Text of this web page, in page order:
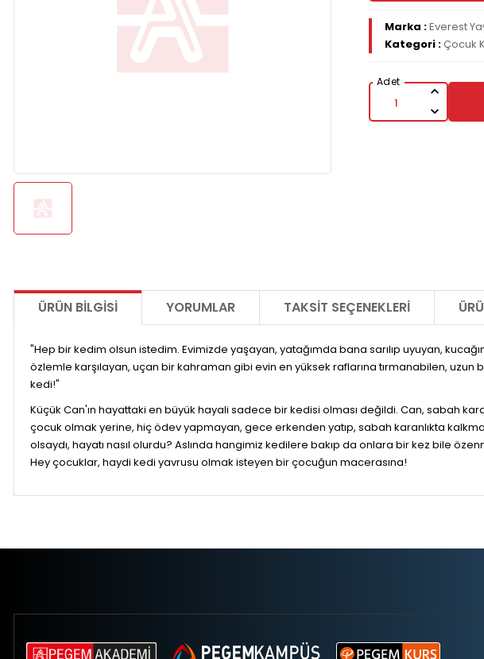
Marka :Everest
Kategori :Çocuk
ÜRÜN BILGISI YORUMLAR TAKSIT SEÇENEKLERI
"Hep bir kedim olsun istedim. Evimizde yaşayan, yatağımda bana sarılıp uyuyan,
özlemle karşılayan, uçan bir kahraman gibi evin en yüksek raflarına tırmanabilen,
kedi!"
Küçük Can'ın hayattaki en büyük hayali sadece bir kedisi olması değildi. Can, sabah
çocuk olmak yerine, hiç ödev yapmayan, gece erkenden yatıp, sabah karanlıkta
olsaydı, hayatı nasıl olurdu? Aslında hangimiz kedilere bakıp da onlara bir kez bile
Hey çocuklar, haydi kedi yavrusu olmak isteyen bir çocuğun macerasına!